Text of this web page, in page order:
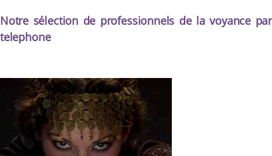
Notre sélection de professionnels de la voyance par
telephone